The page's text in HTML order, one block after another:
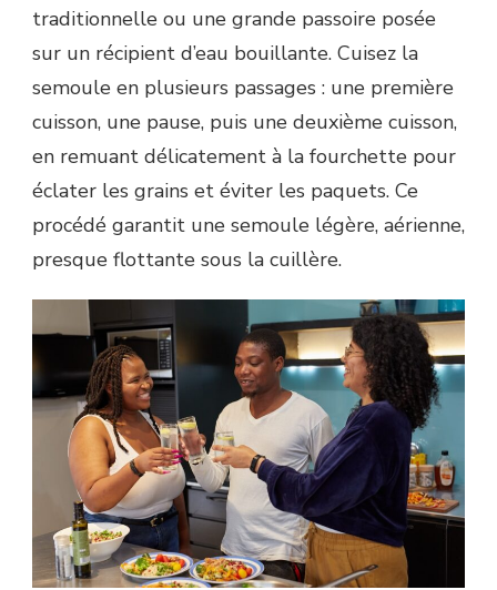
traditionnelle ou une grande passoire posée
sur un récipient d’eau bouillante. Cuisez la
semoule en plusieurs passages : une première
cuisson, une pause, puis une deuxième cuisson,
en remuant délicatement à la fourchette pour
éclater les grains et éviter les paquets. Ce
procédé garantit une semoule légère, aérienne,
presque flottante sous la cuillère.